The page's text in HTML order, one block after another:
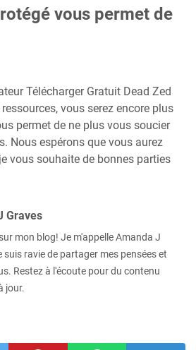
vous permet de
Télécharger Gratuit Dead Zed
vous serez encore plus
permet de ne plus vous soucier
Nous espérons que vous aurez
vous souhaite de bonnes parties
Graves
mon blog! Je m'appelle Amanda J
suis ravie de partager mes pensées et
Restez à l'écoute pour du contenu
jour.